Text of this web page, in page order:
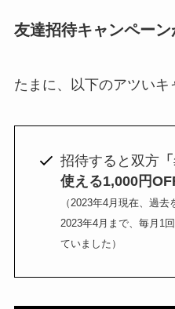
友達招待キャンペー
たまに、以下のアツいキ
招待すると双方 「
使える1,000円
（2023年4月現在、過
2023年4月まで、毎月1
ていました）